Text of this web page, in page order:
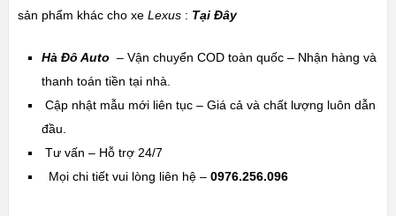
sản phẩm khác cho xe Lexus: Tại Đây
Hà Đô Auto – Vận chuyển COD toàn quốc – Nhận hàng và
thanh toán tiền tại nhà.
Cập nhật mẫu mới liên tục – Giá cả và chất lượng luôn dẫn
đầu.
Tư vấn – Hỗ trợ 24/7
Mọi chi tiết vui lòng liên hệ – 0976.256.096